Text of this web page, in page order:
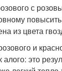
с
из цвета
и
это